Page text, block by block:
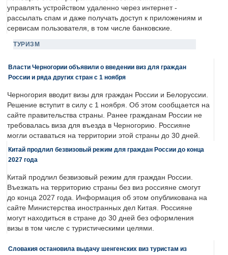
управлять устройством удаленно через интернет -
рассылать спам и даже получать доступ к приложениям и
сервисам пользователя, в том числе банковские.
ТУРИЗМ
Власти Черногории объявили о введении виз для граждан
России и ряда других стран с 1 ноября
Черногория вводит визы для граждан России и Белоруссии.
Решение вступит в силу с 1 ноября. Об этом сообщается на
сайте правительства страны. Ранее гражданам России не
требовалась виза для въезда в Черногорию. Россияне
могли оставаться на территории этой страны до 30 дней.
Китай продлил безвизовый режим для граждан России до конца
2027 года
Китай продлил безвизовый режим для граждан России.
Въезжать на территорию страны без виз россияне смогут
до конца 2027 года. Информация об этом опубликована на
сайте Министерства иностранных дел Китая. Россияне
могут находиться в стране до 30 дней без оформления
визы в том числе с туристическими целями.
Словакия остановила выдачу шенгенских виз туристам из